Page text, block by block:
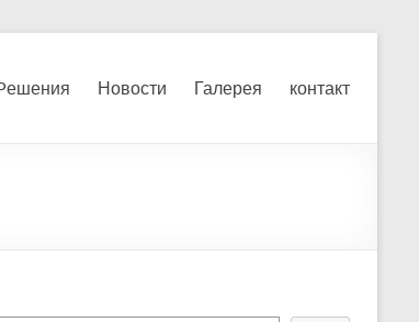
печного
Новости Галерея контакт